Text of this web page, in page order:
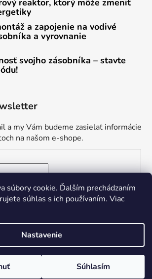
súbory cookie. Ďalším prechádzaním
súhlas s ich používaním. Viac
Nastavenie
Súhlasím
reaktor, ktorý môže zmeniť
a zapojenie na vodivé
a vyrovnanie
svojho zásobníka – stavte
a my Vám budeme zasielať informácie
na našom e-shope.
súhlasíte s
podmienkami ochrany
Vytvoril Shoptet